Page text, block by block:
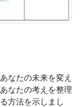
なたの未来を変え
なたの考えを整理
方法を示しまし